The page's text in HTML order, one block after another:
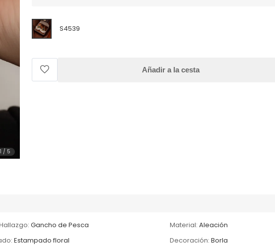
1 / 5
S4539
Añadir a la cesta
Gancho de Pesca Material: Aleación
Estampado floral Decoración: Borla